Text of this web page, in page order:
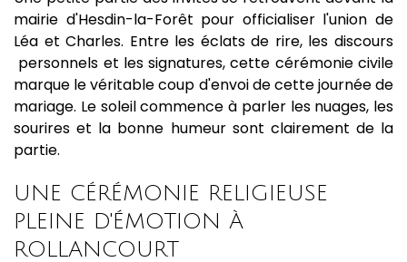
mairie d'Hesdin-la-Forêt pour officialiser l'union de
Léa et Charles. Entre les éclats de rire, les discours
personnels et les signatures, cette cérémonie civile
marque le véritable coup d'envoi de cette journée de
mariage. Le soleil commence à parler les nuages, les
sourires et la bonne humeur sont clairement de la
partie.
UNE CÉRÉMONIE RELIGIEUSE
PLEINE D'ÉMOTION À
ROLLANCOURT